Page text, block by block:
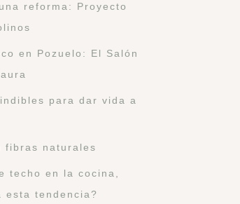
reforma: Proyecto
en Pozuelo: El Salón
para dar vida a
fibras naturales
techo en la cocina,
esta tendencia?